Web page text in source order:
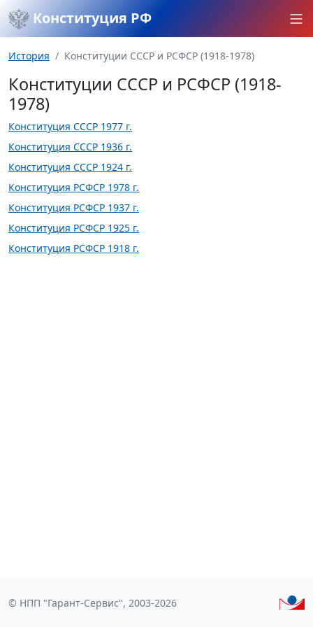
Конституция РФ
История Конституции СССР и РСФСР (1918-1978)
Конституции СССР и РСФСР (1918-
1978)
Конституция СССР 1977 г.
Конституция СССР 1936 г.
Конституция СССР 1924 г.
Конституция РСФСР 1978 г.
Конституция РСФСР 1937 г.
Конституция РСФСР 1925 г.
Конституция РСФСР 1918 г.
© НПП "Гарант-Сервис", 2003-2026